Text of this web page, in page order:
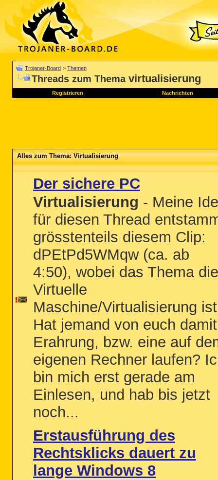
Trojaner-Board > Themen
Threads zum Thema virtualisierung
Registrieren Nachrichten
Alles zum Thema: Virtualisierung
Der sichere PC
Virtualisierung - Meine
für diesen Thread
grösstenteils diesem Clip:
dPEtPd5WMqw (ca. ab
4:50), wobei das Thema die
Virtuelle
Maschine/Virtualisierung
Hat jemand von euch damit
Erahrung, bzw. eine auf
eigenen Rechner laufen?
bin mich erst gerade am
Einlesen, und hab bis jetzt
noch...
Erstausführung des
Rechtsklicks dauert zu
lange Windows 8